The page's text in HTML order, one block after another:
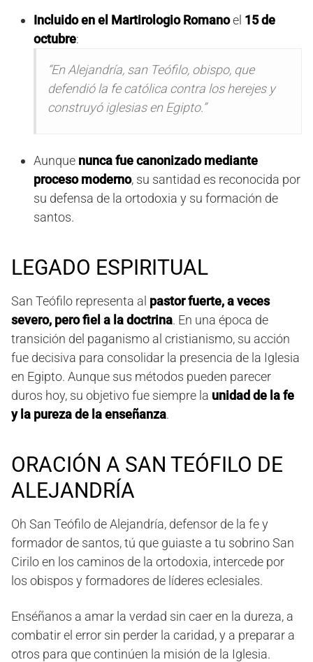
Incluido en el Martirologio Romanoel 15 de
octubre:
“En Alejandría, san Teófilo, obispo, que
defendió la fe católica contra los herejes y
construyó iglesias en Egipto.”
Aunque nunca fue canonizado mediante
proceso moderno, su santidad es reconocida por
su defensa de la ortodoxia y su formación de
santos.
LEGADO ESPIRITUAL
San Teófilo representa al pastor fuerte, a veces
severo, pero fiel a la doctrina. En una época de
transición del paganismo al cristianismo, su acción
fue decisiva para consolidar la presencia de la Iglesia
en Egipto. Aunque sus métodos pueden parecer
duros hoy, su objetivo fue siempre la unidad de la fe
y la pureza de la enseñanza.
ORACIÓN A SAN TEÓFILO DE
ALEJANDRÍA
Oh San Teófilo de Alejandría, defensor de la fe y
formador de santos, tú que guiaste a tu sobrino San
Cirilo en los caminos de la ortodoxia, intercede por
los obispos y formadores de líderes eclesiales.
Enséñanos a amar la verdad sin caer en la dureza, a
combatir el error sin perder la caridad, y a preparar a
otros para que continúen la misión de la Iglesia.